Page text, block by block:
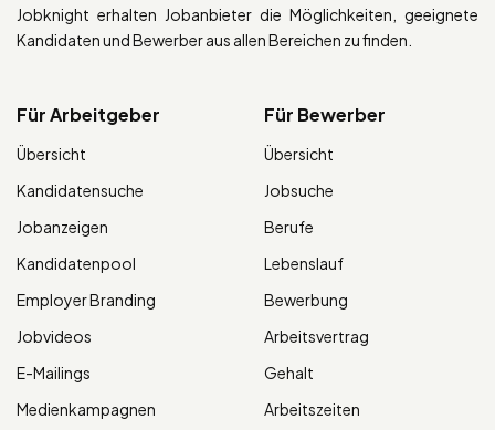
Jobknight erhalten Jobanbieter die Möglichkeiten, geeignete
Kandidaten und Bewerber aus allen Bereichen zu finden.
Für Arbeitgeber
Übersicht
Kandidatensuche
Jobanzeigen
Kandidatenpool
Employer Branding
Jobvideos
E-Mailings
Medienkampagnen
Für Bewerber
Übersicht
Jobsuche
Berufe
Lebenslauf
Bewerbung
Arbeitsvertrag
Gehalt
Arbeitszeiten